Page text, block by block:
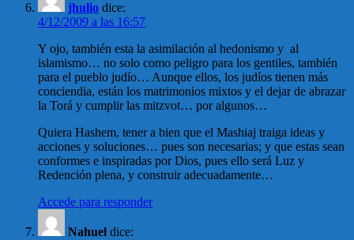
jhulio dice:
4/12/2009 a las 16:57
Y ojo, también esta la asimilación al hedonismo y al
islamismo… no solo como peligro para los gentiles, también
para el pueblo judío… Aunque ellos, los judíos tienen más
conciendia, están los matrimonios mixtos y el dejar de abrazar
la Torá y cumplir las mitzvot… por algunos…
Quiera Hashem, tener a bien que el Mashiaj traiga ideas y
acciones y soluciones… pues son necesarias; y que estas sean
conformes e inspiradas por Dios, pues ello será Luz y
Redención plena, y construir adecuadamente…
Accede para responder
Nahuel dice: